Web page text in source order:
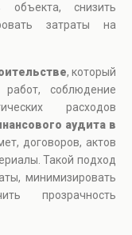
объекта, снизить
затраты на
, который
работ, соблюдение
расходов
аудита в
договоров, актов
Такой подход
минимизировать
прозрачность